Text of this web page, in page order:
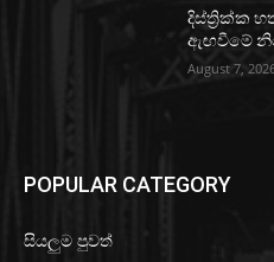
දිස්ත්‍රික්ක
ඇඟවීමේ
August 7,
POPULAR CATEGORY
සියලුම පුවත්